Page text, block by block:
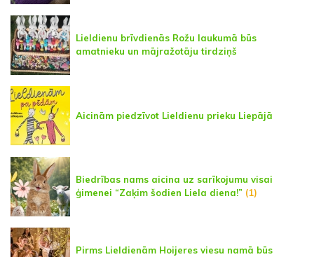
Lieldienu brīvdienās Rožu laukumā būs
amatnieku un mājražotāju tirdziņš
Aicinām piedzīvot Lieldienu prieku Liepājā
Biedrības nams aicina uz sarīkojumu visai
ģimenei “Zaķim šodien Liela diena!” (1)
Pirms Lieldienām Hoijeres viesu namā būs